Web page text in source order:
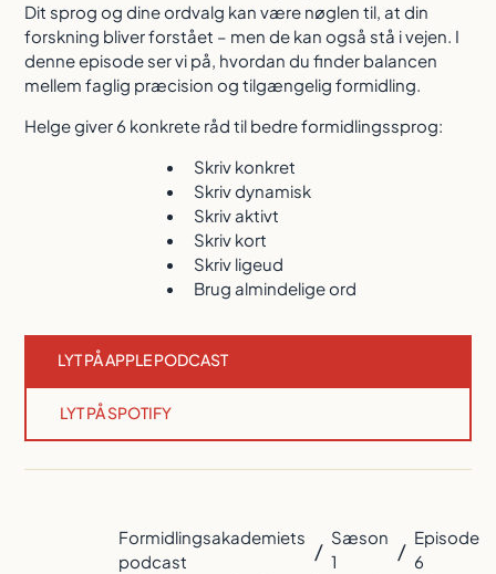
Dit sprog og dine ordvalg kan være nøglen til, at din
forskning bliver forstået – men de kan også stå i vejen. I
denne episode ser vi på, hvordan du finder balancen
mellem faglig præcision og tilgængelig formidling.
Helge giver 6 konkrete råd til bedre formidlingssprog:
Skriv konkret
Skriv dynamisk
Skriv aktivt
Skriv kort
Skriv ligeud
Brug almindelige ord
LYT PÅ APPLE PODCAST
LYT PÅ SPOTIFY
Formidlingsakademiets
podcast
/ Sæson
1
/ Episode
6